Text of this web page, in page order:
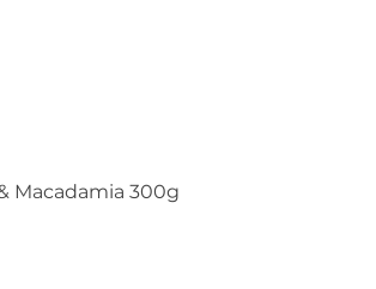
Macadamia 300g